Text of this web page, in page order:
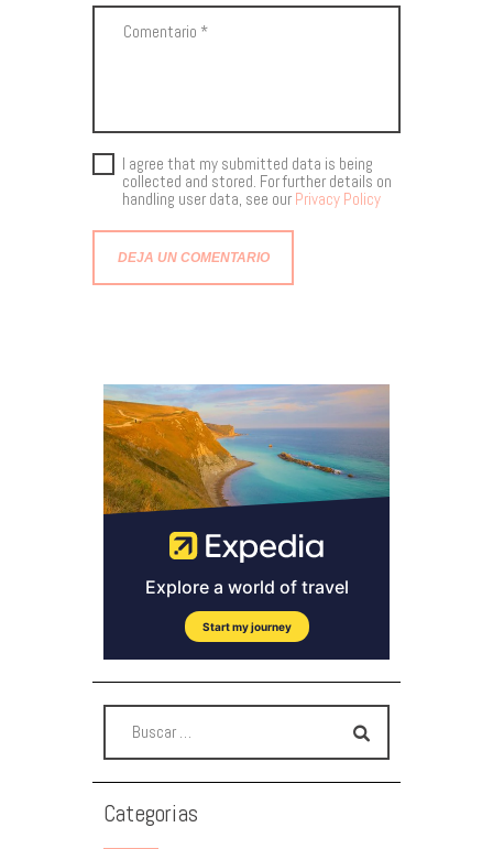
I agree that my submitted data is being
collected and stored. For further details on
handling user data, see our Privacy Policy
Categorias